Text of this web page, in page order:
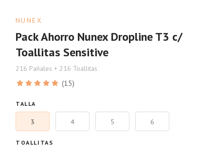
NUNEX
Pack Ahorro Nunex Dropline T3 c/
Toallitas Sensitive
216 Pañales + 216 Toallitas
(15)
TALLA
3 4 5 6
TOALLITAS